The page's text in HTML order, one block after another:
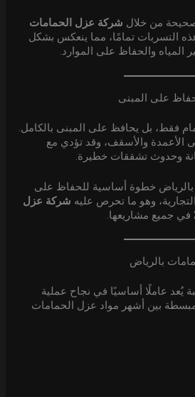
صحيحة من خلال شركة عزل الحمامات
التسربات تمامًا، مما ينعكس بشكل
المياه والحفاظ على الموارد.
على المبنى
فقط، بل يحافظ على المبنى بالكامل.
الأعمدة والأسقف، وقد تؤدي مع
وحدوث تشققات خطيرة.
خطوة أساسية للحفاظ على
وهو ما تحرص عليه شركة عزل
في جميع مشاريعها.
بالرياض
يُعد عاملًا أساسيًا في نجاح عملية
مبسطة بين أشهر مواد عزل الحمامات